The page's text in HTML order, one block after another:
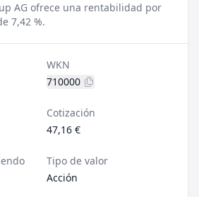
AG ofrece una rentabilidad por
7,42 %.
WKN
710000
Cotización
47,16 €
Tipo de valor
Acción